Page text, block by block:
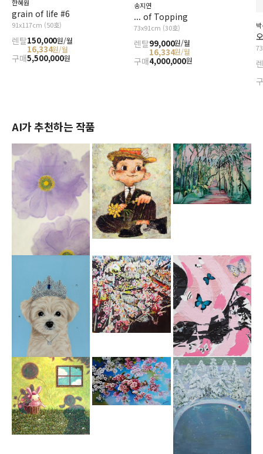
한혜원
grain of life #6
91x117cm (50호)
렌탈150,000원/월
16,334원/월
구매5,500,000원
송지연
... of Topping
73x91cm (30호)
렌탈99,000원/월
16,334원/월
구매4,000,000원
AI가 추천하는 작품